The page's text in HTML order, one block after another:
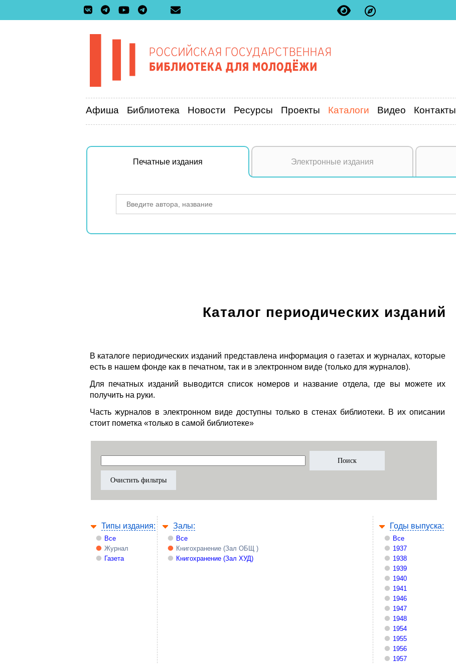
Афиша Библиотека Новости Ресурсы Проекты Каталоги Видео Контакты
Печатные издания Электронные издания
Каталог периодических изданий
В каталоге периодических изданий представлена информация о газетах и журналах, которые
есть в нашем фонде как в печатном, так и в электронном виде (только для журналов).
Для печатных изданий выводится список номеров и название отдела, где вы можете их
получить на руки.
Часть журналов в электронном виде доступны только в стенах библиотеки. В их описании
стоит пометка «только в самой библиотеке»
Типы издания:
Все
Журнал
Газета
Залы:
Все
Книгохранение (Зал ОБЩ )
Книгохранение (Зал ХУД)
Годы выпуска:
Все
1937
1938
1939
1940
1941
1946
1947
1948
1954
1955
1956
1957